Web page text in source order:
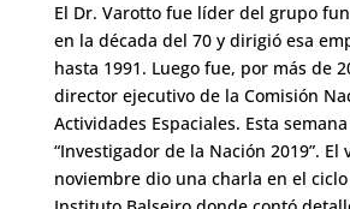
El Dr. Varotto fue líder del grupo
en la década del 70 y dirigió esa
hasta 1991. Luego fue, por más de
director ejecutivo de la Comisión
Actividades Espaciales. Esta
“Investigador de la Nación 2019”. El
noviembre dio una charla en el